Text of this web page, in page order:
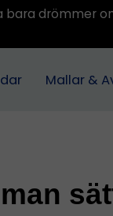
bara drömmer
Mallar &